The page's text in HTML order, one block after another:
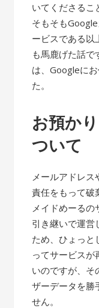
いてくださるこ
そもそも
ービスである以
も馬鹿げた話で
は、Googleに
た。
お預か
ついて
メールアドレス
責任をもって破
メイドめーる
引き継いで運営
ため、ひょっと
ってサービスが
いのですが、そ
ザーデータを勝
せん。